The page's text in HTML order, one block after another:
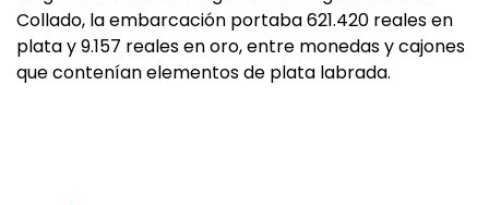
Collado, la embarcación portaba 621.420 reales en
plata y 9.157 reales en oro, entre monedas y cajones
que contenían elementos de plata labrada.